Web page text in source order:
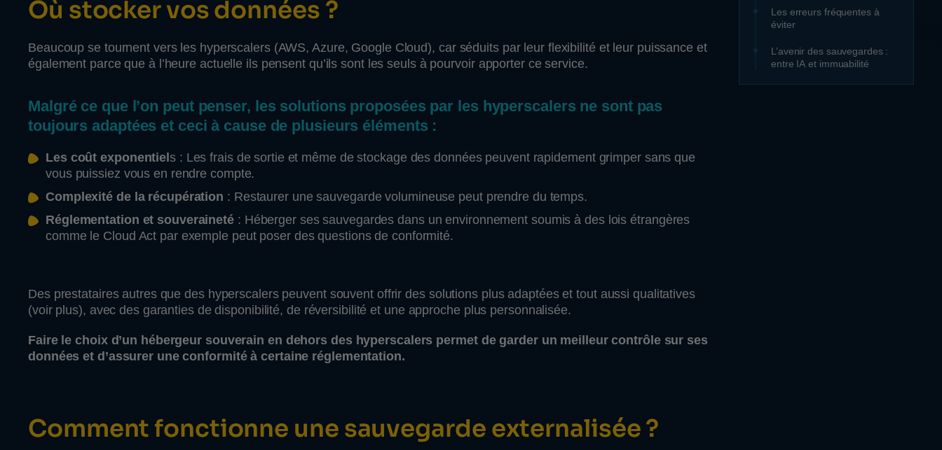
Où stocker vos données ?
Beaucoup se tournent vers les hyperscalers (AWS, Azure, Google Cloud), car séduits par leur flexibilité et leur puissance et
également parce que à l’heure actuelle ils pensent qu’ils sont les seuls à pourvoir apporter ce service.
Malgré ce que l’on peut penser, les solutions proposées par les hyperscalers ne sont pas
toujours adaptées et ceci à cause de plusieurs éléments :
Les coût exponentiels : Les frais de sortie et même de stockage des données peuvent rapidement grimper sans que
vous puissiez vous en rendre compte.
Complexité de la récupération : Restaurer une sauvegarde volumineuse peut prendre du temps.
Réglementation et souveraineté : Héberger ses sauvegardes dans un environnement soumis à des lois étrangères
comme le Cloud Act par exemple peut poser des questions de conformité.
Des prestataires autres que des hyperscalers peuvent souvent offrir des solutions plus adaptées et tout aussi qualitatives
(voir plus), avec des garanties de disponibilité, de réversibilité et une approche plus personnalisée.
Faire le choix d’un hébergeur souverain en dehors des hyperscalers permet de garder un meilleur contrôle sur ses
données et d’assurer une conformité à certaine réglementation.
Comment fonctionne une sauvegarde externalisée ?
Les erreurs fréquentes à
éviter
L’avenir des sauvegardes :
entre IA et immuabilité